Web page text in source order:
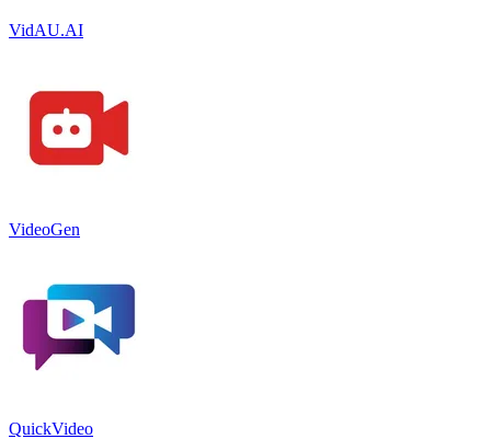
VidAU.AI
VideoGen
QuickVideo